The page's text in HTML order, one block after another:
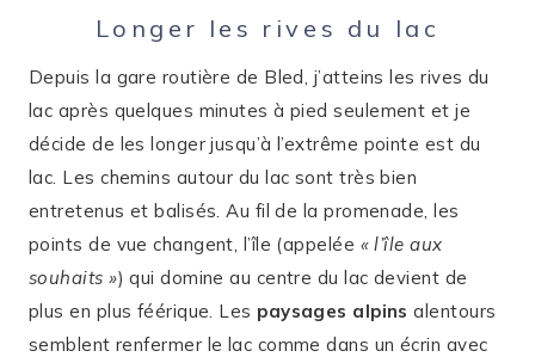
Longer les rives du lac
Depuis la gare routière de Bled, j’atteins les rives du
lac après quelques minutes à pied seulement et je
décide de les longer jusqu’à l’extrême pointe est du
lac. Les chemins autour du lac sont très bien
entretenus et balisés. Au fil de la promenade, les
points de vue changent, l’île (appelée « l’île aux
souhaits ») qui domine au centre du lac devient de
plus en plus féérique. Les paysages alpins alentours
semblent renfermer le lac comme dans un écrin avec